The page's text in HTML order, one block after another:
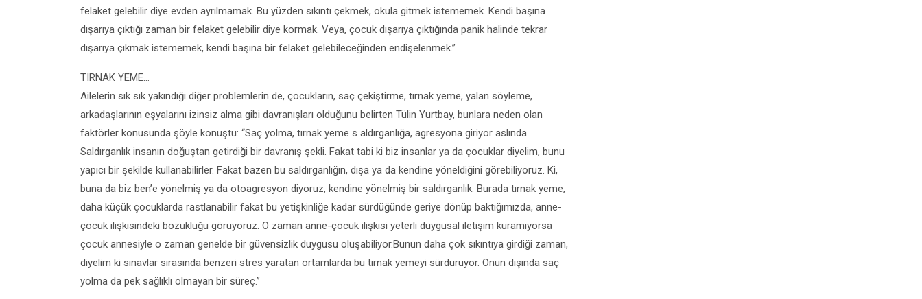
felaket gelebilir diye evden ayrılmamak. Bu yüzden sıkıntı çekmek, okula gitmek istememek. Kendi başına
dışarıya çıktığı zaman bir felaket gelebilir diye kormak. Veya, çocuk dışarıya çıktığında panik halinde tekrar
dışarıya çıkmak istememek, kendi başına bir felaket gelebileceğinden endişelenmek.”
TIRNAK YEME…
Ailelerin sık sık yakındığı diğer problemlerin de, çocukların, saç çekiştirme, tırnak yeme, yalan söyleme,
arkadaşlarının eşyalarını izinsiz alma gibi davranışları olduğunu belirten Tülin Yurtbay, bunlara neden olan
faktörler konusunda şöyle konuştu: “Saç yolma, tırnak yeme s aldırganlığa, agresyona giriyor aslında.
Saldırganlık insanın doğuştan getirdiği bir davranış şekli. Fakat tabi ki biz insanlar ya da çocuklar diyelim, bunu
yapıcı bir şekilde kullanabilirler. Fakat bazen bu saldırganlığın, dışa ya da kendine yöneldiğini görebiliyoruz. Ki,
buna da biz ben’e yönelmiş ya da otoagresyon diyoruz, kendine yönelmiş bir saldırganlık. Burada tırnak yeme,
daha küçük çocuklarda rastlanabilir fakat bu yetişkinliğe kadar sürdüğünde geriye dönüp baktığımızda, anne-
çocuk ilişkisindeki bozukluğu görüyoruz. O zaman anne-çocuk ilişkisi yeterli duygusal iletişim kuramıyorsa
çocuk annesiyle o zaman genelde bir güvensizlik duygusu oluşabiliyor.Bunun daha çok sıkıntıya girdiği zaman,
diyelim ki sınavlar sırasında benzeri stres yaratan ortamlarda bu tırnak yemeyi sürdürüyor. Onun dışında saç
yolma da pek sağlıklı olmayan bir süreç.”